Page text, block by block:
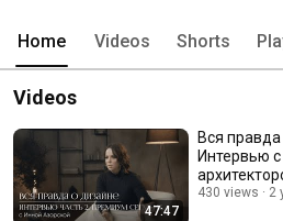
Home Videos Shorts
Videos
47:47
Вся правда
Интервью
430 views 2